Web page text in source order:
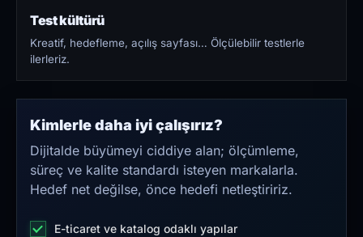
Test kültürü
Kreatif, hedefleme, açılış sayfası… Ölçülebilir testlerle
ilerleriz.
Kimlerle daha iyi çalışırız?
Dijitalde büyümeyi ciddiye alan; ölçümleme,
süreç ve kalite standardı isteyen markalarla.
Hedef net değilse, önce hedefi netleştiririz.
E-ticaret ve katalog odaklı yapılar